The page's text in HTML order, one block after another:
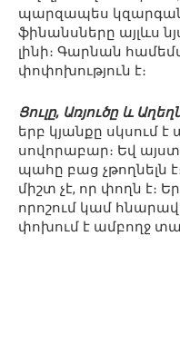
պարզապես
ֆինանսները այլևս
լինի։ Գարնան
փոփոխություն է։
Ցուլը, Առյուծը և
երբ կյանքը սկսում
սովորաբար։ Եվ
պահը բաց չթողնելն
միշտ չէ, որ փողն է։
որոշում կամ
փոխում է ամբողջ